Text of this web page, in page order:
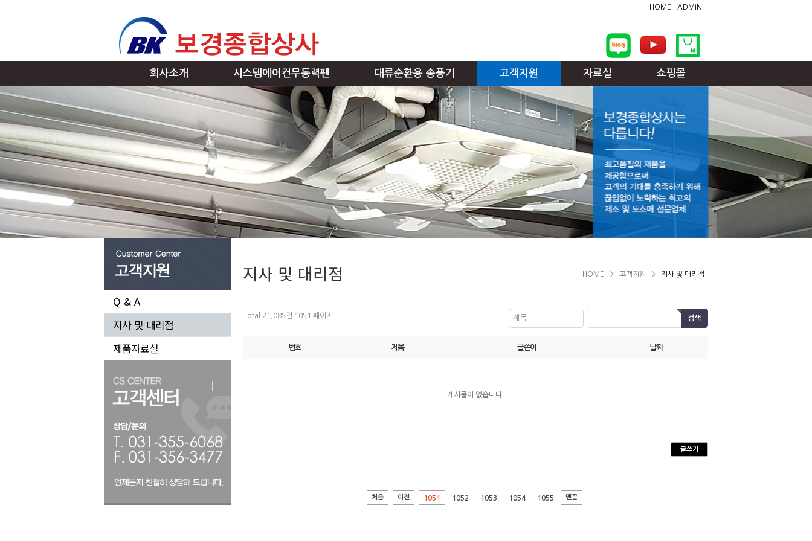
HOME ADMIN
회사소개 시스템에어컨무동력팬 대류순환용 송풍기 고객지원 자료실 쇼핑몰
Q & A
지사 및 대리점
제품자료실
지사 및 대리점 HOME > 고객지원 > 지사 및 대리점
Total 21,085건 1051 페이지 제목
번호 제목 글쓴이 날짜
게시물이 없습니다.
글쓰기
처음 이전 1051 1052 1053 1054 1055 맨끝